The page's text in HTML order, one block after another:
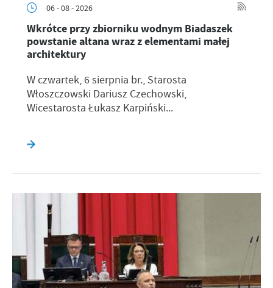
06 - 08 - 2026
Wkrótce przy zbiorniku wodnym Biadaszek
powstanie altana wraz z elementami małej
architektury
W czwartek, 6 sierpnia br., Starosta
Włoszczowski Dariusz Czechowski,
Wicestarosta Łukasz Karpiński...